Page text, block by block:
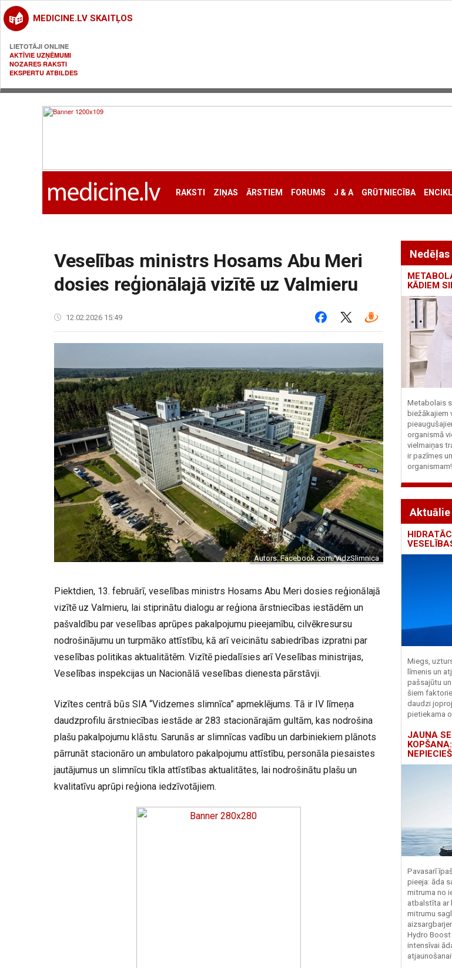
MEDICINE.LV SKAITĻOS
LIETOTĀJI ONLINE
AKTĪVIE UZŅĒMUMI
NOZARES RAKSTI
EKSPERTU ATBILDES
RAKSTI ZIŅAS ĀRSTIEM FORUMS J & A GRŪTNIECĪBA
Veselības ministrs Hosams Abu Meri
dosies reģionālajā vizītē uz Valmieru
12.02.2026 15:49
Autors: Facebook.com/VidzSlimnica
Piektdien, 13. februārī, veselības ministrs Hosams Abu Meri dosies reģionālajā
vizītē uz Valmieru, lai stiprinātu dialogu ar reģiona ārstniecības iestādēm un
pašvaldību par veselības aprūpes pakalpojumu pieejamību, cilvēkresursu
nodrošinājumu un turpmāko attīstību, kā arī veicinātu sabiedrības izpratni par
veselības politikas aktualitātēm. Vizītē piedalīsies arī Veselības ministrijas,
Veselības inspekcijas un Nacionālā veselības dienesta pārstāvji.
Vizītes centrā būs SIA “Vidzemes slimnīca” apmeklējums. Tā ir IV līmeņa
daudzprofilu ārstniecības iestāde ar 283 stacionārajām gultām, kas nodrošina
plašu pakalpojumu klāstu. Sarunās ar slimnīcas vadību un darbiniekiem plānots
pārrunāt stacionāro un ambulatoro pakalpojumu attīstību, personāla piesaistes
jautājumus un slimnīcu tīkla attīstības aktualitātes, lai nodrošinātu plašu un
kvalitatīvu aprūpi reģiona iedzīvotājiem.
KĀDIEM
Metabolais
biežākajiem
organismā
vielmaiņas
ir pazīmes
organismam!
Aktuālie
Miegs,
līmenis un
pašsajūtu
šiem
daudzi
pietiekama
JAUNA
Pavasarī
pieeja: āda
mitruma no
atbalstīta ar
mitrumu
Hydro Boost
intensīvai